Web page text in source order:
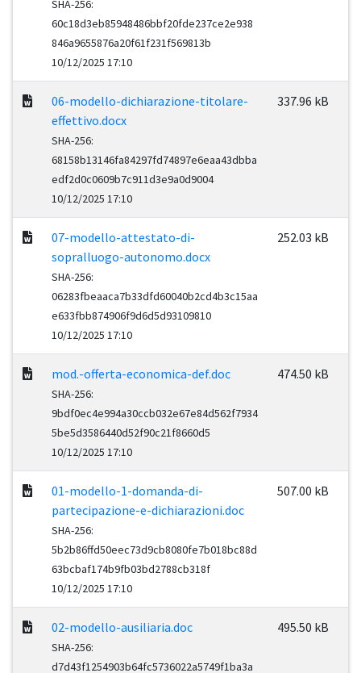
SHA-256:
60c18d3eb85948486bbf20fde237ce2e938
846a9655876a20f61f231f569813b
10/12/2025 17:10
06-modello-dichiarazione-titolare-
effettivo.docx
SHA-256:
68158b13146fa84297fd74897e6eaa43dbba
edf2d0c0609b7c911d3e9a0d9004
10/12/2025 17:10
337.96 kB
07-modello-attestato-di-
sopralluogo-autonomo.docx
SHA-256:
06283fbeaaca7b33dfd60040b2cd4b3c15aa
e633fbb874906f9d6d5d93109810
10/12/2025 17:10
252.03 kB
mod.-offerta-economica-def.doc
SHA-256:
9bdf0ec4e994a30ccb032e67e84d562f7934
5be5d3586440d52f90c21f8660d5
10/12/2025 17:10
474.50 kB
01-modello-1-domanda-di-
partecipazione-e-dichiarazioni.doc
SHA-256:
5b2b86ffd50eec73d9cb8080fe7b018bc88d
63bcbaf174b9fb03bd2788cb318f
10/12/2025 17:10
507.00 kB
02-modello-ausiliaria.doc
SHA-256:
d7d43f1254903b64fc5736022a5749f1ba3a
495.50 kB